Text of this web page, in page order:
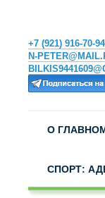
+7 (921) 916-70-94
N-
О
СПОРТ: